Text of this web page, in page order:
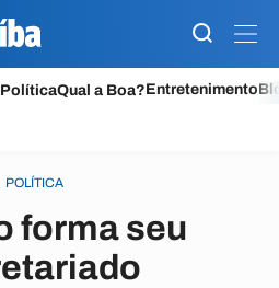
PolíticaQual a Boa?Entretenimento
POLÍTICA
forma seu